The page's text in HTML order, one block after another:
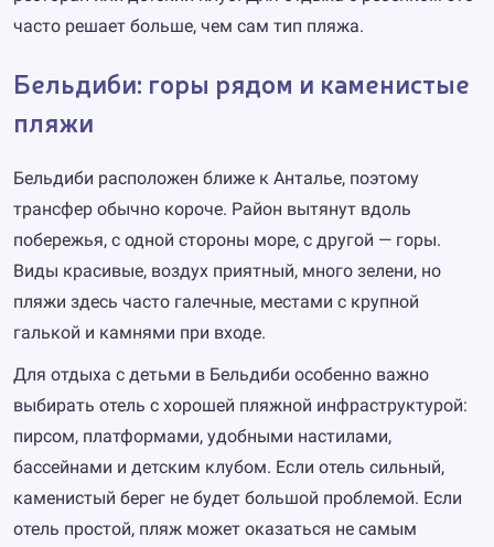
часто решает больше, чем сам тип пляжа.
Бельдиби: горы рядом и каменистые
пляжи
Бельдиби расположен ближе к Анталье, поэтому
трансфер обычно короче. Район вытянут вдоль
побережья, с одной стороны море, с другой — горы.
Виды красивые, воздух приятный, много зелени, но
пляжи здесь часто галечные, местами с крупной
галькой и камнями при входе.
Для отдыха с детьми в Бельдиби особенно важно
выбирать отель с хорошей пляжной инфраструктурой:
пирсом, платформами, удобными настилами,
бассейнами и детским клубом. Если отель сильный,
каменистый берег не будет большой проблемой. Если
отель простой, пляж может оказаться не самым